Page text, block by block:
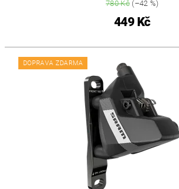
780 Kč(–42 %)
449 Kč
DOPRAVA ZDARMA